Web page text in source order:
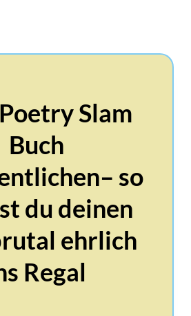
Slam
Buch
so
du deinen
ehrlich
Regal